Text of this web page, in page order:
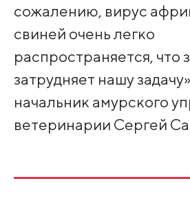
сожалению, вирус
свиней очень легко
распространяется, что
затрудняет нашу
начальник амурского
ветеринарии Сергей